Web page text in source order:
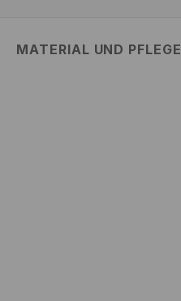
MATERIAL UND PFLEGE